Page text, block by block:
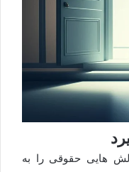
هایی حقوقی را به